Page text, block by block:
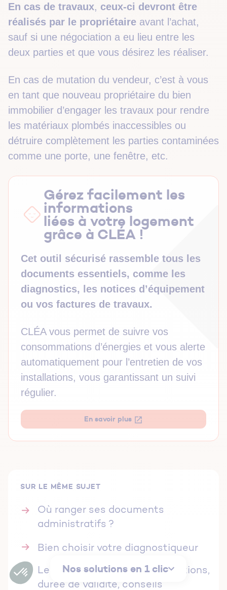
En cas de travaux, ceux-ci devront être
réalisés par le propriétaire avant l’achat,
sauf si une négociation a eu lieu entre les
deux parties et que vous désirez les réaliser.
En cas de mutation du vendeur, c’est à vous
en tant que nouveau propriétaire du bien
immobilier d’engager les travaux pour rendre
les matériaux plombés inaccessibles ou
détruire complètement les parties contaminées
comme une porte, une fenêtre, etc.
Gérez facilement les
informations
liées à votre logement
grâce à CLÉA !
Cet outil sécurisé rassemble tous les
documents essentiels, comme les
diagnostics, les notices d’équipement
ou vos factures de travaux.
CLÉA vous permet de suivre vos
consommations d’énergies et vous alerte
automatiquement pour l’entretien de vos
installations, vous garantissant un suivi
régulier.
En savoir plus
SUR LE MÊME SUJET
Où ranger ses documents
administratifs ?
Bien choisir votre diagnostiqueur
Le diagnostic amiante : obligations,
durée de validité, conseils
Nos solutions en 1 clic